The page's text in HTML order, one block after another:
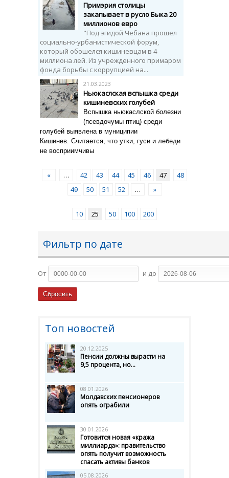
Примэрия столицы
закапывает в русло Быка 20
миллионов евро
"Под эгидой Чебана прошел
социально-урбанистической форум,
который обошелся кишиневцам в 4
миллиона лей. Из учрежденного примаром
фонда борьбы с коррупцией на...
21.03.2023
Ньюкаслская вспышка среди
кишиневских голубей
Вспышка ньюкаслской болезни
(псевдочумы птиц) среди
голубей выявлена ​​в муниципии
Кишинев. Считается, что утки, гуси и лебеди
не восприимчивы
« … 42 43 44 45 46 47
48
49
50 51 52 … »
10 25 50 100 200
Фильтр по дате
От и до
Топ новостей
20.12.2025
Пенсии должны вырасти на
9,5 процента, но...
08.01.2026
Молдавских пенсионеров
опять ограбили
30.01.2026
Готовится новая «кража
миллиарда»: правительство
опять получит возможность
спасать активы банков
05.08.2026